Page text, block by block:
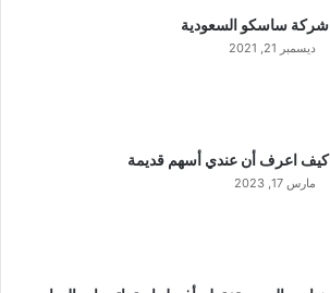
شركة ساسكو السعودية
ديسمبر 21, 2021
كيف اعرف أن عندي أسهم قديمة
مارس 17, 2023